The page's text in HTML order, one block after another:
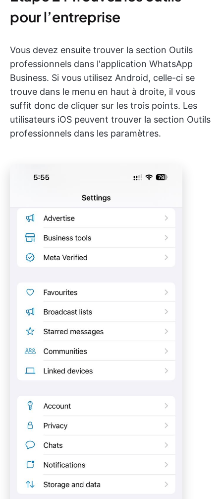
pour l’entreprise
Vous devez ensuite trouver la section Outils
professionnels dans l'application WhatsApp
Business. Si vous utilisez Android, celle-ci se
trouve dans le menu en haut à droite, il vous
suffit donc de cliquer sur les trois points. Les
utilisateurs iOS peuvent trouver la section Outils
professionnels dans les paramètres.